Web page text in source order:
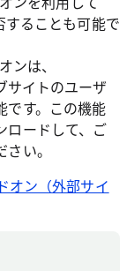
ることも可能で
は、
イトのユーザ
です。この機能
ロードして、ご
い。
オン（外部サイ